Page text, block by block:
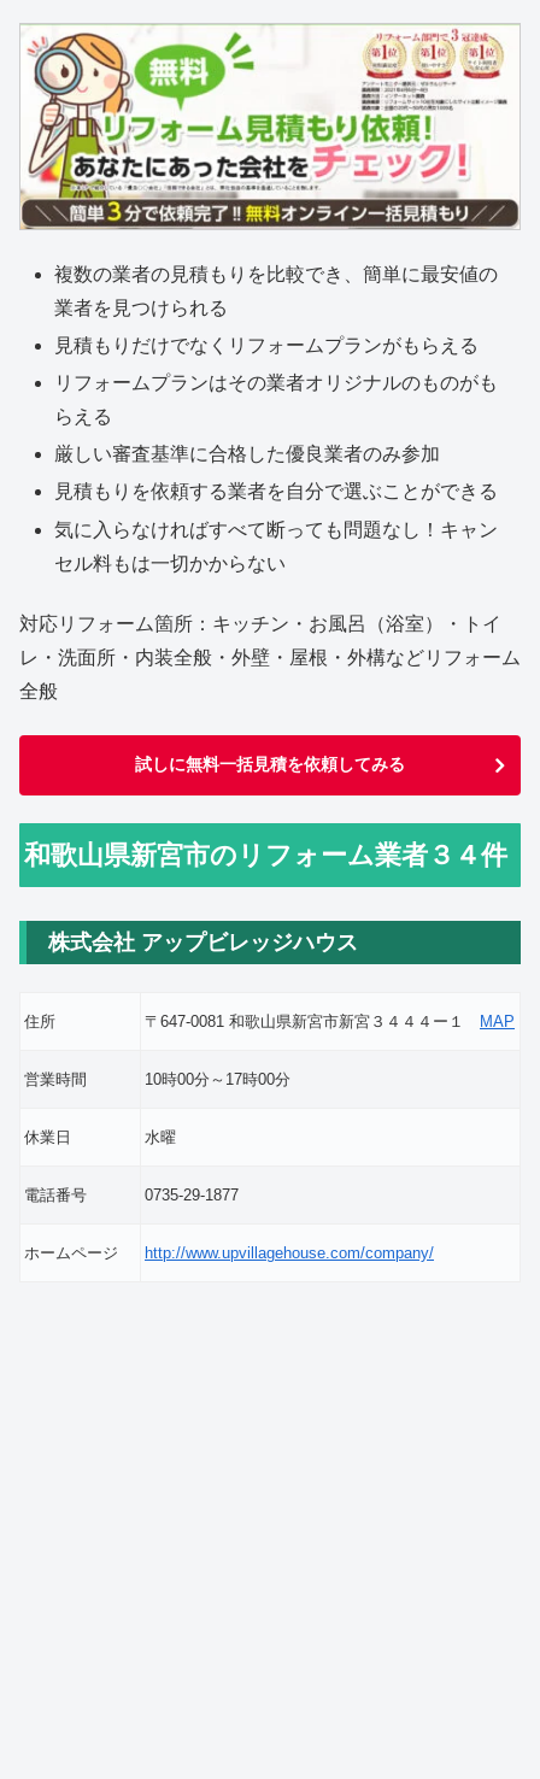
複数の業者の見積もりを比較でき、簡単に最安値の
業者を見つけられる
見積もりだけでなくリフォームプランがもらえる
リフォームプランはその業者オリジナルのものがも
らえる
厳しい審査基準に合格した優良業者のみ参加
見積もりを依頼する業者を自分で選ぶことができる
気に入らなければすべて断っても問題なし！キャン
セル料もは一切かからない
対応リフォーム箇所：キッチン・お風呂（浴室）・トイ
レ・洗面所・内装全般・外壁・屋根・外構などリフォーム
全般
試しに無料一括見積を依頼してみる
和歌山県新宮市のリフォーム業者３４件
株式会社 アップビレッジハウス
住所 〒647-0081 和歌山県新宮市新宮３４４４ー１ MAP
営業時間 10時00分～17時00分
休業日 水曜
電話番号 0735-29-1877
ホームページ http://www.upvillagehouse.com/company/